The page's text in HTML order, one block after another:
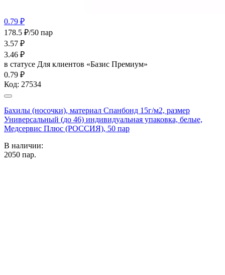
0.79 ₽
178.5 ₽/50 пар
3.57 ₽
3.46 ₽
в статусе Для клиентов «Базис Премиум»
0.79 ₽
Код: 27534
Бахилы (носочки), материал Спанбонд 15г/м2, размер
Универсальный (до 46) индивидуальная упаковка, белые,
Медсервис Плюс (РОССИЯ), 50 пар
В наличии:
2050 пар.